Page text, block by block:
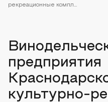
рекреационные компл...
предприятия
культурно-